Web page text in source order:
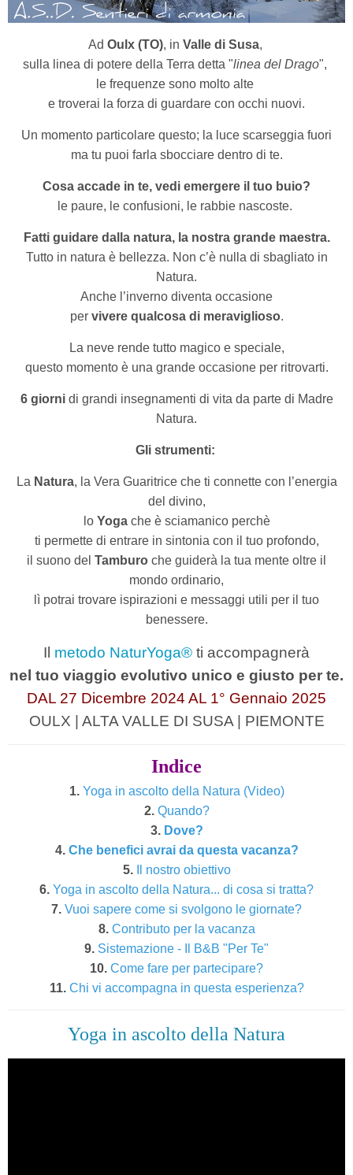
Ad Oulx (TO), in Valle di Susa,
sulla linea di potere della Terra detta "linea del Drago",
le frequenze sono molto alte
e troverai la forza di guardare con occhi nuovi.
Un momento particolare questo; la luce scarseggia fuori
ma tu puoi farla sbocciare dentro di te.
Cosa accade in te, vedi emergere il tuo buio?
le paure, le confusioni, le rabbie nascoste.
Fatti guidare dalla natura, la nostra grande maestra.
Tutto in natura è bellezza. Non c’è nulla di sbagliato in
Natura.
Anche l’inverno diventa occasione
per vivere qualcosa di meraviglioso.
La neve rende tutto magico e speciale,
questo momento è una grande occasione per ritrovarti.
6 giornidi grandi insegnamenti di vita da parte di Madre
Natura.
Gli strumenti:
La Natura, la Vera Guaritrice che ti connette con l’energia
del divino,
loYogache è sciamanico perchè
ti permette di entrare in sintonia con il tuo profondo,
il suono del Tamburo che guiderà la tua mente oltre il
mondo ordinario,
lì potrai trovare ispirazioni e messaggi utili per il tuo
benessere.
Il metodo NaturYoga® ti accompagnerà
nel tuo viaggio evolutivo unico e giusto per te.
DAL 27 Dicembre 2024 AL 1° Gennaio 2025
OULX | ALTA VALLE DI SUSA | PIEMONTE
Indice
1. Yoga in ascolto della Natura (Video)
2. Quando?
3. Dove?
4. Che benefici avrai da questa vacanza?
5.
Il nostro obiettivo
6. Yoga in ascolto della Natura... di cosa si tratta?
7. Vuoi sapere come si svolgono le giornate?
8. Contributo per la vacanza
9. Sistemazione - Il B&B "Per Te"
10. Come fare per partecipare?
11. Chi vi accompagna in questa esperienza?
Yoga in ascolto della Natura